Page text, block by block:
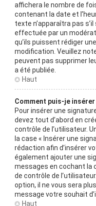
affichera le nombre de
contenant la date et
texte n’apparaîtra pas
effectuée par un
qu’ils puissent rédiger
modification. Veuillez
peuvent pas supprimer
a été publiée.
Haut
Comment puis-je
Pour insérer une
devez tout d’abord en
contrôle de l’utilisateur.
la case « Insérer une
rédaction afin d’insérer
également ajouter une
messages en cochant la
de contrôle de
option, il ne vous sera
message votre souhait
Haut